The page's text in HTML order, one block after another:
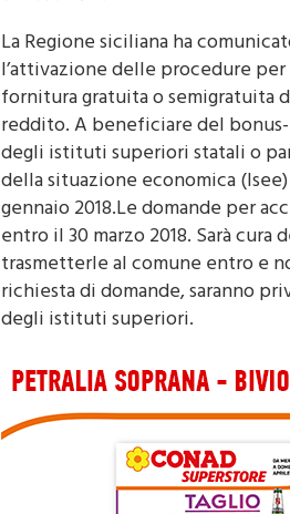
La Regione siciliana ha
l’attivazione delle procedure
fornitura gratuita o semigratuita
reddito. A beneficiare del
degli istituti superiori statali o
della situazione economica
gennaio 2018.Le domande per
entro il 30 marzo 2018. Sarà
trasmetterle al comune entro e
richiesta di domande, saranno
degli istituti superiori.